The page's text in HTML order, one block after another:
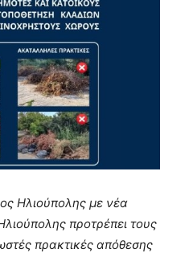
Ηλιούπολης με νέα
προτρέπει τους
πρακτικές απόθεσης